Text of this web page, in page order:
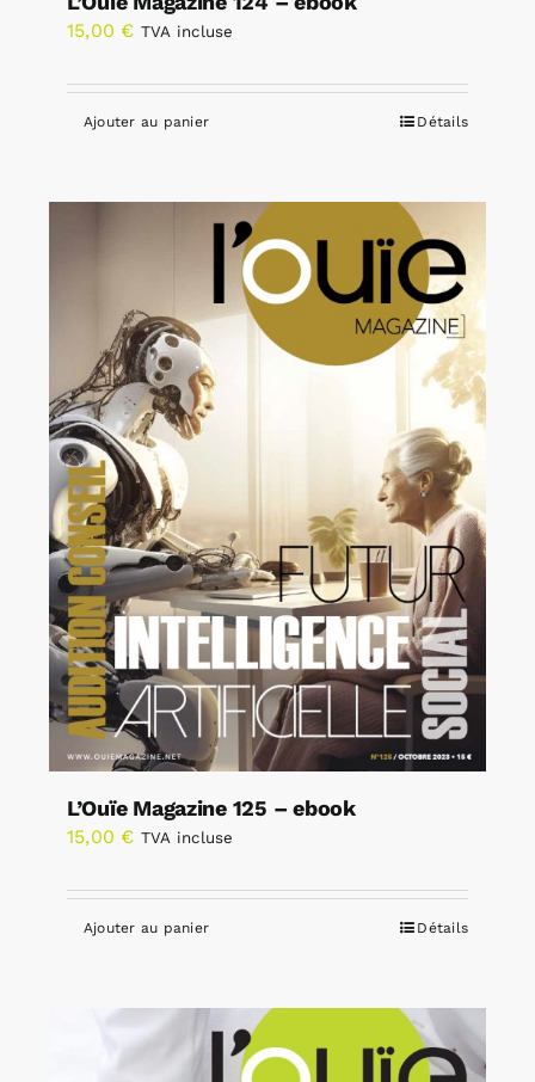
15,00 € TVA incluse
Ajouter au panier Détails
L’Ouïe Magazine 125 – ebook
15,00 € TVA incluse
Ajouter au panier Détails